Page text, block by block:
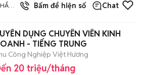
4đã bán
Bấm để hiện số Chat
DỤNG CHUYÊN VIÊN KINH
- TIẾNG TRUNG
Công Nghiệp Việt Hương
20 triệu/tháng